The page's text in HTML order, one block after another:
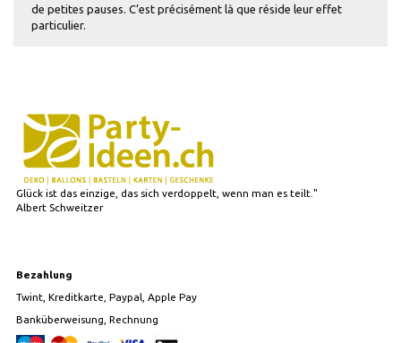
de petites pauses. C’est précisément là que réside leur effet
particulier.
Glück ist das einzige, das sich verdoppelt, wenn man es teilt."
Albert Schweitzer
Bezahlung
Twint, Kreditkarte, Paypal, Apple Pay
Banküberweisung, Rechnung